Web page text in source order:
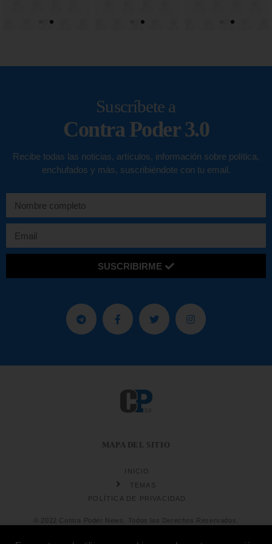
Suscríbete a
Contra Poder 3.0
Recibe todas las noticias, artículos, información sobre política,
enchufados y más, suscribiéndote con tu email.
SUSCRIBIRME
MAPA DEL SITIO
INICIO
TEMAS
POLÍTICA DE PRIVACIDAD
© 2022 Contra Poder News. Todos los Derechos Reservados.